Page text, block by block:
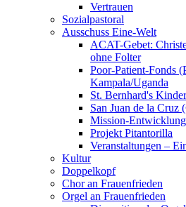
Vertrauen
Sozialpastoral
Ausschuss Eine-Welt
ACAT-Gebet:
ohne Folter
Poor-Patient-Fonds
Kampala/Uganda
St. Bernhard's
San Juan de la Cruz
Mission-
Projekt Pitantorilla
Veranstaltungen –
Kultur
Doppelkopf
Chor an Frauenfrieden
Orgel an Frauenfrieden